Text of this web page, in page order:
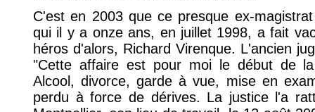
C'est en 2003 que ce presque ex-
qui il y a onze ans, en juillet 1998, a fait
héros d'alors, Richard Virenque. L'ancien
"Cette affaire est pour moi le début de
Alcool, divorce, garde à vue, mise en
perdu à force de dérives. La justice l'a